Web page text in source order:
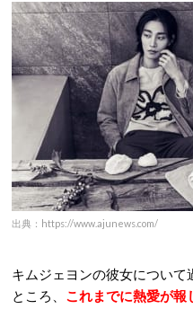
出典：https://www.ajunews.com/
キムジェヨンの彼女につい
ところ、 これまでに熱愛が報